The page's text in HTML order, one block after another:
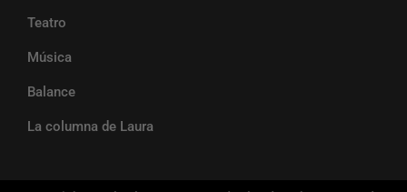
Teatro
Música
Balance
La columna de Laura